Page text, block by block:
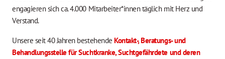
engagieren sich ca. 4.000 Mitarbeiter*innen täglich mit Herz und
Verstand.
Unsere seit 40 Jahren bestehendeKontakt-, Beratungs- und
Behandlungsstelle für Suchtkranke, Suchtgefährdete und deren